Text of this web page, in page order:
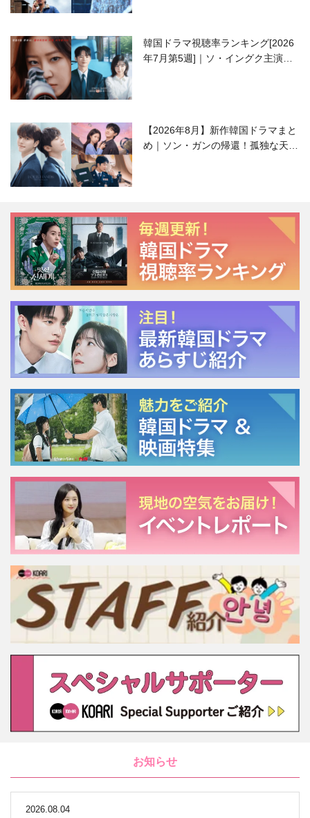
韓国ドラマ視聴率ランキング[2026
年7月第5週]｜ソ・イングク主演の
【2026年8月】新作韓国ドラマまと
め｜ソン・ガンの帰還！孤独な天才
お知らせ
2026.08.04